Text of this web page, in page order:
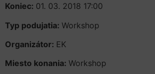
Koniec: 01. 03. 2018 17:00
Typ podujatia: Workshop
Organizátor: EK
Miesto konania: Workshop